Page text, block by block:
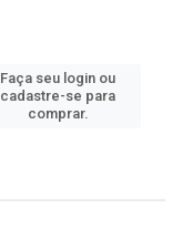
Faça seu login ou
cadastre-se para
comprar.